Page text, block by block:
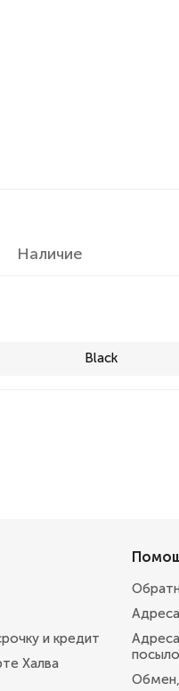
Наличие
Black
и кредит
Халва
Обмен,